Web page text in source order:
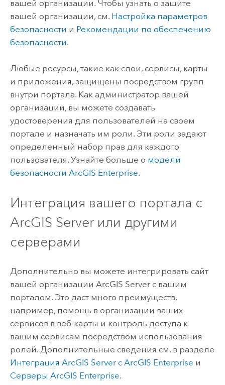
вашей организации. Чтобы узнать о защите
вашей организации, см. Настройка параметров
безопасности и Рекомендации по обеспечению
безопасности.
Любые ресурсы, такие как слои, сервисы, карты
и приложения, защищены посредством групп
внутри портала. Как администратор вашей
организации, вы можете создавать
удостоверения для пользователей на своем
портале и назначать им роли. Эти роли задают
определенный набор прав для каждого
пользователя. Узнайте больше о модели
безопасности ArcGIS Enterprise.
Интеграция вашего портала с
ArcGIS Serverили другими
серверами
Дополнительно вы можете интегрировать сайт
вашей организации ArcGIS Serverс вашим
порталом. Это даст много преимуществ,
например, помощь в организации ваших
сервисов в веб-карты и контроль доступа к
вашим сервисам посредством использования
ролей. Дополнительные сведения см. в разделе
Интеграция ArcGIS Server с ArcGIS Enterprise и
Серверы ArcGIS Enterprise.